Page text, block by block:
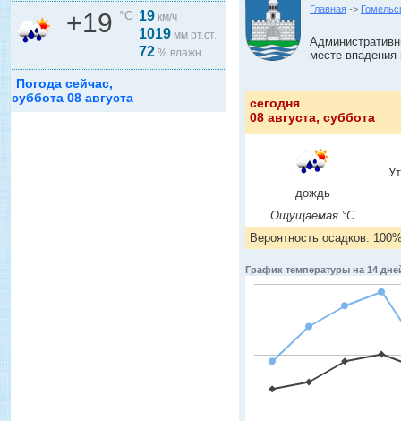
+19 °C 19 км/ч
1019 мм рт.ст.
72 % влажн.
Погода сейчас,
суббота 08 августа
Главная ->
месте впадения
сегодня
08 августа, суббота
дождь
Ощущаемая °C
Вероятность осадков:
График температуры на 14